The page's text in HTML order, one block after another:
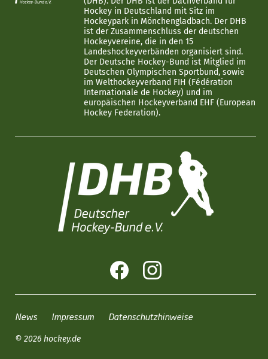
Hockey in Deutschland mit Sitz im
Hockeypark in Mönchengladbach. Der DHB
ist der Zusammenschluss der deutschen
Hockeyvereine, die in den 15
Landeshockeyverbänden organisiert sind.
Der Deutsche Hockey-Bund ist Mitglied im
Deutschen Olympischen Sportbund, sowie
im Welthockeyverband FIH (Fédération
Internationale de Hockey) und im
europäischen Hockeyverband EHF (European
Hockey Federation).
News Impressum Datenschutzhinweise
© 2026 hockey.de